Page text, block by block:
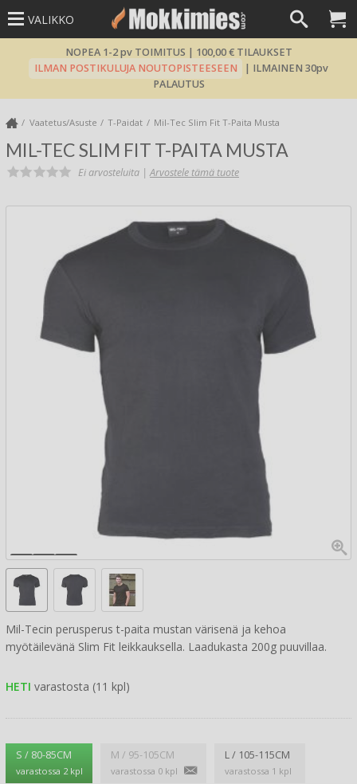
VALIKKO
NOPEA 1-2 pv TOIMITUS | 100,00 € TILAUKSET
ILMAN POSTIKULUJA NOUTOPISTEESEEN
| ILMAINEN 30pv
PALAUTUS
Vaatetus/Asuste T-Paidat Mil-Tec Slim Fit T-Paita Musta
MIL-TEC SLIM FIT T-PAITA MUSTA
Ei arvosteluita |Arvostele tämä tuote
Mil-Tecin perusperus t-paita mustan värisenä ja kehoa
myötäilevänä Slim Fit leikkauksella. Laadukasta 200g puuvillaa.
HETI varastosta (11 kpl)
S / 80-85CM
varastossa 2 kpl
M / 95-105CM
varastossa 0 kpl
L / 105-115CM
varastossa 1 kpl